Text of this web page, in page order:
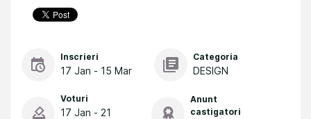
Inscrieri
17 Jan - 15 Mar
Categoria
DESIGN
Voturi
17 Jan - 21
Anunt
castigatori